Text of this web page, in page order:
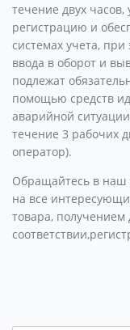
течение двух
регистрацию и
системах учета,
ввода в оборот и
подлежат
помощью средств
аварийной
течение 3 рабочих
оператор).
Обращайтесь в наш
на все
товара, получением